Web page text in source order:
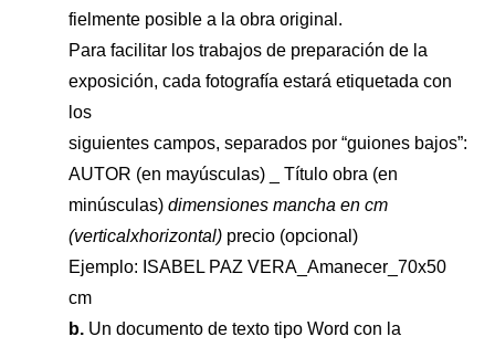
fielmente posible a la obra original.
Para facilitar los trabajos de preparación de la
exposición, cada fotografía estará etiquetada con
los
siguientes campos, separados por “guiones bajos”:
AUTOR (en mayúsculas) _ Título obra (en
minúsculas)dimensiones mancha en cm
(verticalxhorizontal) precio (opcional)
Ejemplo: ISABEL PAZ VERA_Amanecer_70x50
cm
b. Un documento de texto tipo Word con la